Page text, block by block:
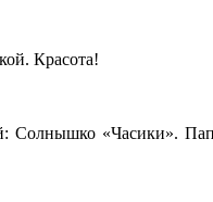
Красота!
Солнышко «Часики».